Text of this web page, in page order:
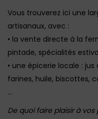
Vous trouverez ici une
artisanaux, avec :
• la vente directe à la
pintade, spécialités
• une épicerie locale :
farines, huile, biscottes,
…
De quoi faire plaisir à